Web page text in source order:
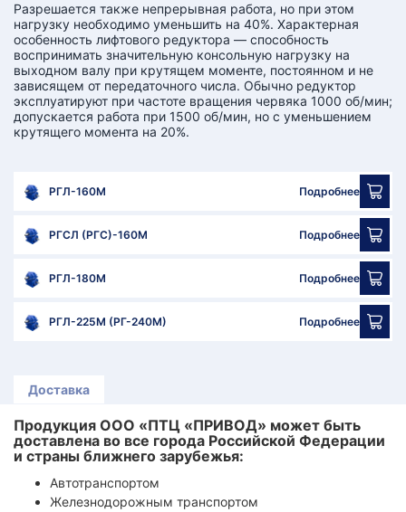
Разрешается также непрерывная работа, но при этом
нагрузку необходимо уменьшить на 40%. Характерная
особенность лифтового редуктора — способность
воспринимать значительную консольную нагрузку на
выходном валу при крутящем моменте, постоянном и не
зависящем от передаточного числа. Обычно редуктор
эксплуатируют при частоте вращения червяка 1000 об/мин;
допускается работа при 1500 об/мин, но с уменьшением
крутящего момента на 20%.
РГЛ-160М Подробнее
РГСЛ (РГС)-160М Подробнее
РГЛ-180М Подробнее
РГЛ-225М (РГ-240М) Подробнее
Доставка
Продукция ООО «ПТЦ «ПРИВОД» может быть
доставлена во все города Российской Федерации
и страны ближнего зарубежья:
Автотранспортом
Железнодорожным транспортом